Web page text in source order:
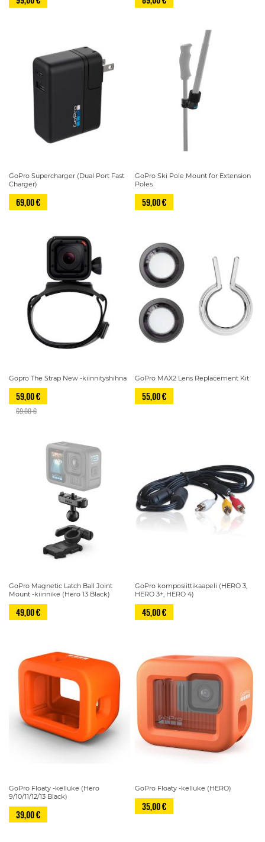
GoPro Supercharger (Dual Port Fast
Charger)
69,00 €
GoPro Ski Pole Mount for Extension
Poles
59,00 €
Gopro The Strap New -kiinnityshihna
59,00 €
69,00 €
GoPro MAX2 Lens Replacement Kit
55,00 €
GoPro Magnetic Latch Ball Joint
Mount -kiinnike (Hero 13 Black)
49,00 €
GoPro komposiittikaapeli (HERO 3,
HERO 3+, HERO 4)
45,00 €
GoPro Floaty -kelluke (Hero
9/10/11/12/13 Black)
39,00 €
GoPro Floaty -kelluke (HERO)
35,00 €